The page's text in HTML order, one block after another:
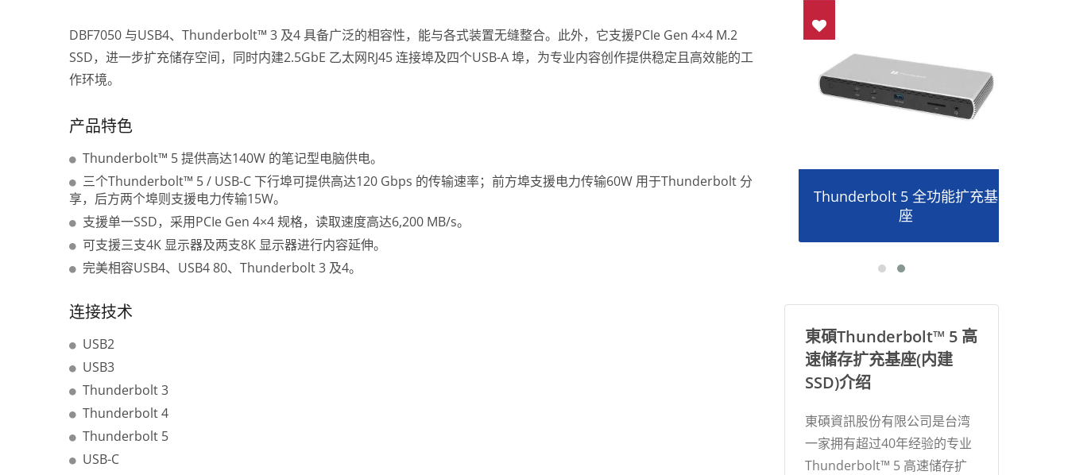
DBF7050 与USB4、Thunderbolt™ 3 及4 具备广泛的相容性，能与各式装置无缝整合。此外，它支援PCIe Gen 4×4 M.2
SSD，进一步扩充储存空间，同时内建2.5GbE 乙太网RJ45 连接埠及四个USB-A 埠，为专业内容创作提供稳定且高效能的工
作环境。
产品特色
Thunderbolt™ 5 提供高达140W 的笔记型电脑供电。
三个Thunderbolt™ 5 / USB-C 下行埠可提供高达120 Gbps 的传输速率；前方埠支援电力传输60W 用于Thunderbolt 分
享，后方两个埠则支援电力传输15W。
支援单一SSD，采用PCIe Gen 4×4 规格，读取速度高达6,200 MB/s。
可支援三支4K 显示器及两支8K 显示器进行内容延伸。
完美相容USB4、USB4 80、Thunderbolt 3 及4。
连接技术
USB2
USB3
Thunderbolt 3
Thunderbolt 4
Thunderbolt 5
USB-C
P2P 点对点无线显示器转接器
座
Thunderbolt 5 全功能扩充基
東碩Thunderbolt™ 5 高
速储存扩充基座(内建
SSD)介绍
東碩資訊股份有限公司是台湾
一家拥有超过40年经验的专业
Thunderbolt™ 5 高速储存扩